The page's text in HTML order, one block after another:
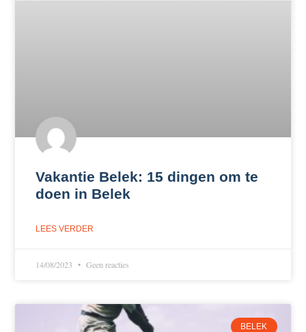
Vakantie Belek: 15 dingen om te
doen in Belek
LEES VERDER
14/08/2023 Geen reacties
BELEK